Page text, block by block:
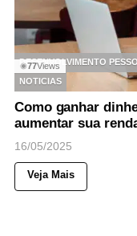
◉77Views
DESENVOLVIMENTO
NOTICIAS
Como ganhar
aumentar sua
16/05/2025
Veja Mais